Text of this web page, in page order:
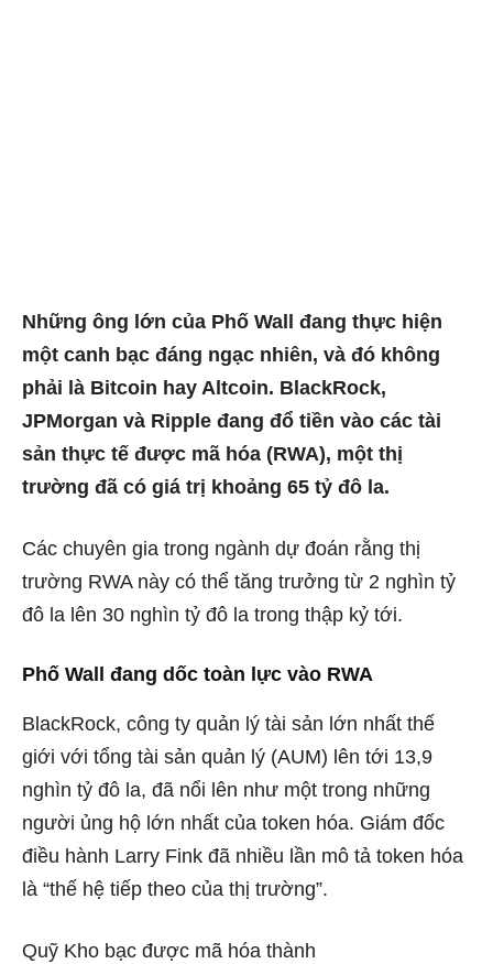
Những ông lớn của Phố Wall đang thực hiện
một canh bạc đáng ngạc nhiên, và đó không
phải là Bitcoin hay Altcoin. BlackRock,
JPMorgan và Ripple đang đổ tiền vào các tài
sản thực tế được mã hóa (RWA), một thị
trường đã có giá trị khoảng 65 tỷ đô la.
Các chuyên gia trong ngành dự đoán rằng thị
trường RWA này có thể tăng trưởng từ 2 nghìn tỷ
đô la lên 30 nghìn tỷ đô la trong thập kỷ tới.
Phố Wall đang dốc toàn lực vào RWA
BlackRock, công ty quản lý tài sản lớn nhất thế
giới với tổng tài sản quản lý (AUM) lên tới 13,9
nghìn tỷ đô la, đã nổi lên như một trong những
người ủng hộ lớn nhất của token hóa. Giám đốc
điều hành Larry Fink đã nhiều lần mô tả token hóa
là “thế hệ tiếp theo của thị trường”.
Quỹ Kho bạc được mã hóa thành